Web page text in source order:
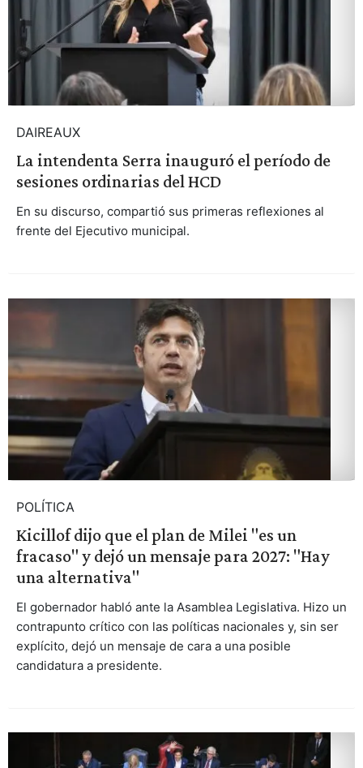
DAIREAUX
La intendenta Serra inauguró el período de
sesiones ordinarias del HCD
En su discurso, compartió sus primeras reflexiones al
frente del Ejecutivo municipal.
POLÍTICA
Kicillof dijo que el plan de Milei "es un
fracaso" y dejó un mensaje para 2027: "Hay
una alternativa"
El gobernador habló ante la Asamblea Legislativa. Hizo un
contrapunto crítico con las políticas nacionales y, sin ser
explícito, dejó un mensaje de cara a una posible
candidatura a presidente.